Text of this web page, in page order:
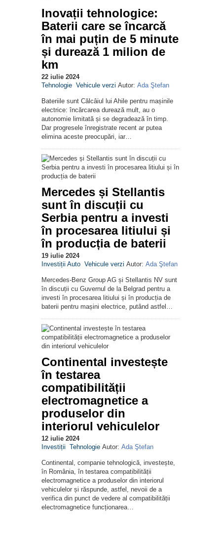
Inovații tehnologice:
Baterii care se încarcă
în mai puțin de 5 minute
și durează 1 milion de
km
22 iulie 2024
Tehnologie Vehicule verzi Autor: Ada Ştefan
Bateriile sunt Călcâiul lui Ahile pentru mașinile
electrice: încărcarea durează mult, au o
autonomie limitată și se degradează în timp.
Dar progresele înregistrate recent ar putea
elimina aceste preocupări, iar…
Mercedes și Stellantis
sunt în discuții cu
Serbia pentru a investi
în procesarea litiului și
în producția de baterii
19 iulie 2024
Investiții Auto Vehicule verzi Autor: Ada Ştefan
Mercedes-Benz Group AG și Stellantis NV sunt
în discuții cu Guvernul de la Belgrad pentru a
investi în procesarea litiului și în producția de
baterii pentru mașini electrice, putând astfel…
Continental investește
în testarea
compatibilității
electromagnetice a
produselor din
interiorul vehiculelor
12 iulie 2024
Investiții Tehnologie Autor: Ada Ştefan
Continental, companie tehnologică, investește,
în România, în testarea compatibilității
electromagnetice a produselor din interiorul
vehiculelor și răspunde, astfel, nevoii de a
verifica din punct de vedere al compatibilității
electromagnetice funcționarea…